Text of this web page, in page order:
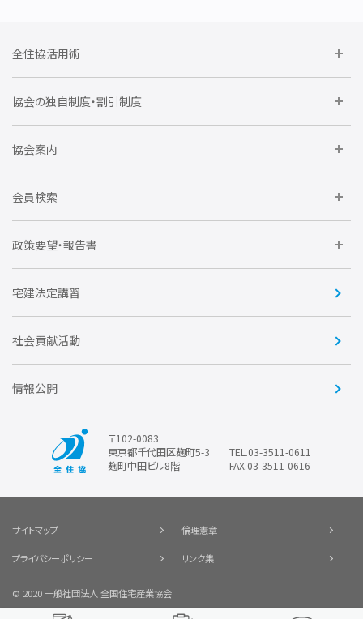
全住協活用術
委員会に参加しよう
要望活動に参加しよう
協会の独自制度・割引制度
住宅瑕疵担保責任保険割引制度
全住協NET
不動産後見アドバイザー資格講習
会
全住協ビジネスショップ
協会案内
運営組織
トライアル会員制度
会員検索
企業会員
賛助会員
政策要望・報告書
住宅・土地税制改正要望
優良事業表彰
宅建法定講習
社会貢献活動
情報公開
〒102-0083
東京都千代田区麹町5-3
麹町中田ビル8階
TEL.03-3511-0611
FAX.03-3511-0616
サイトマップ 倫理憲章
プライバシーポリシー リンク集
© 2020 一般社団法人 全国住宅産業協会